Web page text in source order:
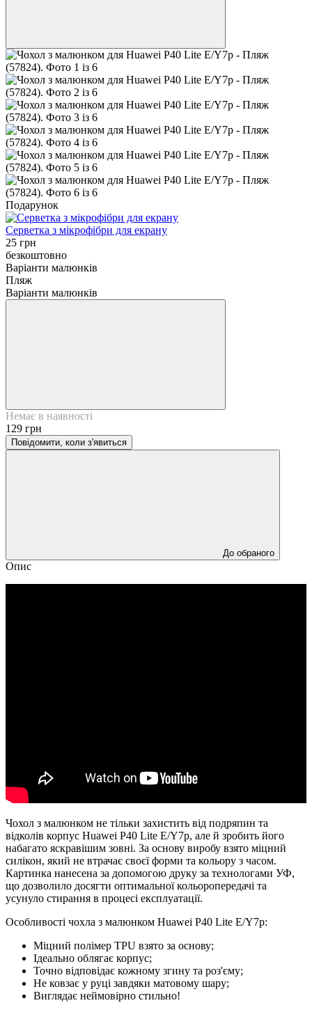
Подарунок
Серветка з мікрофібри для екрану
25 грн
безкоштовно
Варіанти малюнків
Пляж
Варіанти малюнків
Немає в наявності
129 грн
Повідомити, коли з'явиться
До обраного
Опис
Чохол з малюнком не тільки захистить від подряпин та
відколів корпус Huawei P40 Lite E/Y7p, але й зробить його
набагато яскравішим зовні. За основу виробу взято міцний
силікон, який не втрачає своєї форми та кольору з часом.
Картинка нанесена за допомогою друку за технологами УФ,
що дозволило досягти оптимальної кольоропередачі та
усунуло стирання в процесі експлуатації.
Особливості чохла з малюнком Huawei P40 Lite E/Y7p:
Міцний полімер TPU взято за основу;
Ідеально облягає корпус;
Точно відповідає кожному згину та роз'єму;
Не ковзає у руці завдяки матовому шару;
Виглядає неймовірно стильно!